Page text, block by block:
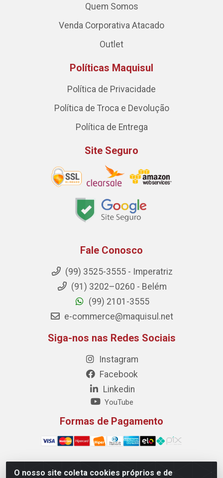
O nosso site coleta cookies próprios e de
Quem Somos
Venda Corporativa Atacado
Outlet
Políticas Maquisul
Política de Privacidade
Política de Troca e Devolução
Política de Entrega
Site Seguro
Fale Conosco
(99) 3525-3555 - Imperatriz
(91) 3202–0260 - Belém
(99) 2101-3555
e-commerce@maquisul.net
Siga-nos nas Redes Sociais
Instagram
Facebook
Linkedin
YouTube
Formas de Pagamento